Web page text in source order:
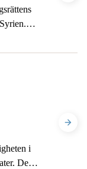
man inte
i
Den